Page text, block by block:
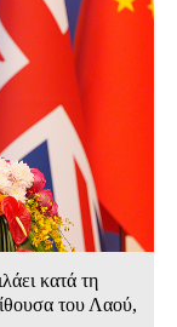
κατά τη
του Λαού,